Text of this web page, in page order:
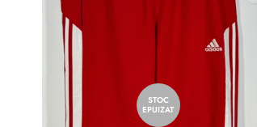
STOC
EPUIZAT